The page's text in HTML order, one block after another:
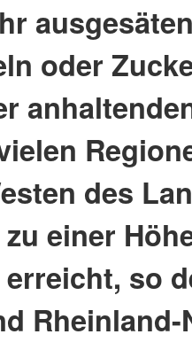
oder
des
einer
so
Rheinland-